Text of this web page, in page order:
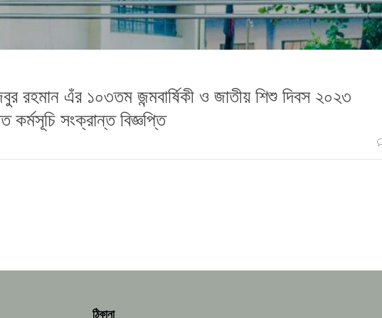
রহমান এঁর ১০৩তম জন্মবার্ষিকী ও জাতীয় শিশু দিবস ২০২৩
কর্মসূচি সংক্রান্ত বিজ্ঞপ্তি
ঠিকানা